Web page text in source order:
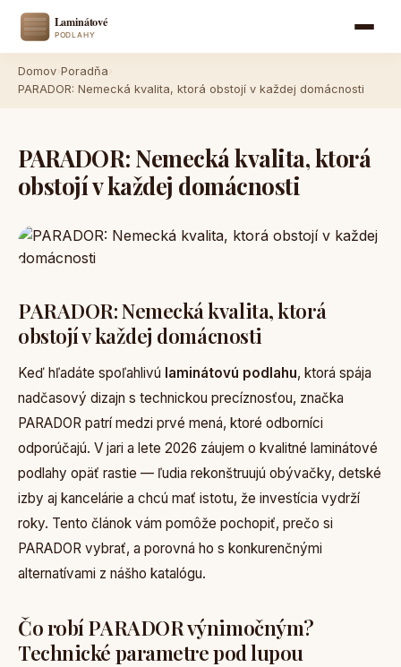
Domov Poradňa
PARADOR: Nemecká kvalita, ktorá obstojí v každej domácnosti
PARADOR: Nemecká kvalita, ktorá
obstojí v každej domácnosti
PARADOR: Nemecká kvalita, ktorá
obstojí v každej domácnosti
Keď hľadáte spoľahlivú laminátovú podlahu, ktorá spája
nadčasový dizajn s technickou precíznosťou, značka
PARADOR patrí medzi prvé mená, ktoré odborníci
odporúčajú. V jari a lete 2026 záujem o kvalitné laminátové
podlahy opäť rastie — ľudia rekonštruujú obývačky, detské
izby aj kancelárie a chcú mať istotu, že investícia vydrží
roky. Tento článok vám pomôže pochopiť, prečo si
PARADOR vybrať, a porovná ho s konkurenčnými
alternatívami z nášho katalógu.
Čo robí PARADOR výnimočným?
Technické parametre pod lupou